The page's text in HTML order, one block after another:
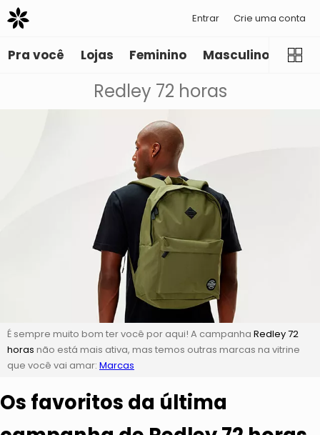
Entrar Crie uma conta
Pra você Lojas Feminino Masculino
Redley 72 horas
É sempre muito bom ter você por aqui! A campanha Redley 72
horas não está mais ativa, mas temos outras marcas na vitrine
que você vai amar: Marcas
Os favoritos da última